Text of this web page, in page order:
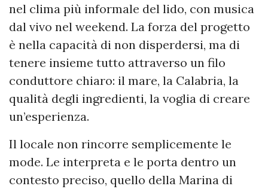
nel clima più informale del lido, con musica
dal vivo nel weekend. La forza del progetto
è nella capacità di non disperdersi, ma di
tenere insieme tutto attraverso un filo
conduttore chiaro: il mare, la Calabria, la
qualità degli ingredienti, la voglia di creare
un’esperienza.
Il locale non rincorre semplicemente le
mode. Le interpreta e le porta dentro un
contesto preciso, quello della Marina di